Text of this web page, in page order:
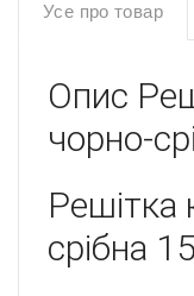
Усе про товар
Опис
чорно-
Решітка
срібна